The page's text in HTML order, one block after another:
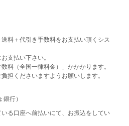
料＋代引き手数料をお支払い頂くシス
支払い下さい。
料（全国一律料金）」かかかります。
担くださいますようお願いします。
行）
る口座へ前払いにて、お振込をしてい